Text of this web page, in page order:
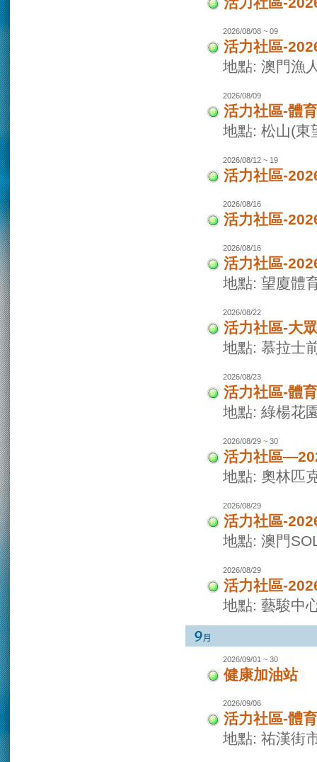
2026/08/08 ~ 09
活力社區-
地點: 澳門漁
2026/08/09
活力社區-體
地點: 松山(東
2026/08/12 ~ 19
活力社區-
2026/08/16
活力社區-
2026/08/16
活力社區-
地點: 望廈體
2026/08/22
活力社區-大
地點: 慕拉士
2026/08/23
活力社區-體
地點: 綠楊花
2026/08/29 ~ 30
活力社區
地點: 奧林匹
2026/08/29
活力社區-
地點: 澳門
2026/08/29
活力社區-
地點: 藝駿中
2026/09/01 ~ 30
健康加油站
2026/09/06
活力社區-體
地點: 祐漢街